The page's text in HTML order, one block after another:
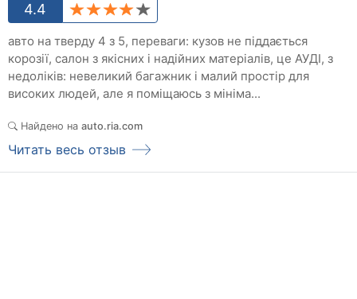
4.4
авто на тверду 4 з 5, переваги: кузов не піддається
корозії, салон з якісних і надійних матеріалів, це АУДІ, з
недоліків: невеликий багажник і малий простір для
високих людей, але я поміщаюсь з мініма...
Найдено на auto.ria.com
Читать весь отзыв